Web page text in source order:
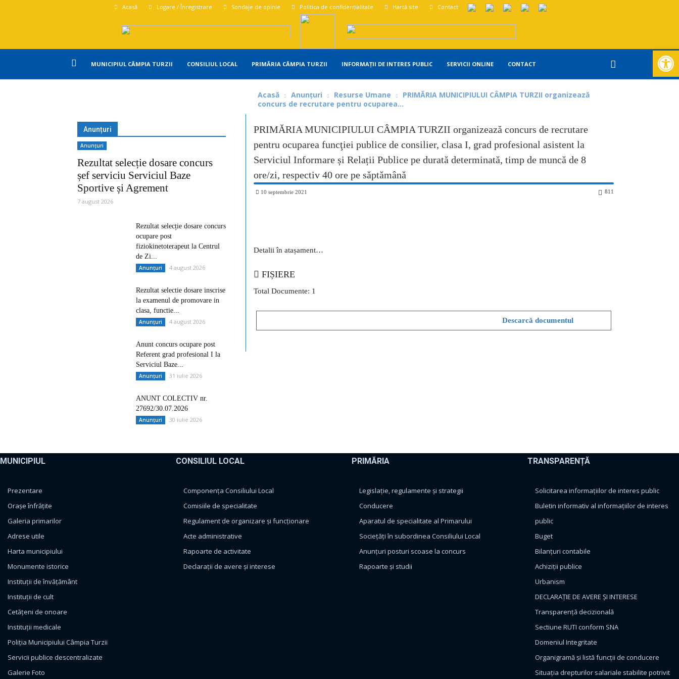
Acasă Logare / Înregistrare Sondaje de opinie Politica de confidențialitate Hartă site Contact
Primăria
Turzii
MUNICIPIUL CÂMPIA TURZII CONSILIUL LOCAL PRIMĂRIA CÂMPIA TURZII INFORMAȚII DE INTERES PUBLIC SERVICII ONLINE CONTACT
Acasă Anunțuri Resurse Umane
PRIMĂRIA MUNICIPIULUI CÂMPIA TURZII organizează
concurs de recrutare pentru ocuparea...
PRIMĂRIA MUNICIPIULUI CÂMPIA TURZII organizează concurs de recrutare
pentru ocuparea funcţiei publice de consilier, clasa I, grad profesional asistent la
Serviciul Informare și Relații Publice pe durată determinată, timp de muncă de 8
ore/zi, respectiv 40 ore pe săptămână
10 septembrie 2021 811
Detalii în atașament…
FIȘIERE
Total Documente: 1
Descarcă documentul
Anunțuri
Anunțuri
Rezultat selecție dosare concurs
șef serviciu Serviciul Baze
Sportive și Agrement
7 august 2026
Rezultat selecție dosare concurs
ocupare post
fiziokinetoterapeut la Centrul
de Zi...
Anunțuri 4 august 2026
Rezultat selectie dosare inscrise
la examenul de promovare in
clasa, functie...
Anunțuri 4 august 2026
Anunt concurs ocupare post
Referent grad profesional I la
Serviciul Baze...
Anunțuri 31 iulie 2026
ANUNT COLECTIV nr.
27692/30.07.2026
Anunțuri 30 iulie 2026
MUNICIPIUL
Prezentare
Orașe înfrățite
Galeria primarilor
Adrese utile
Harta municipiului
Monumente istorice
Instituții de învățământ
Instituții de cult
Cetățeni de onoare
Instituții medicale
Poliția Municipiului Câmpia Turzii
Servicii publice descentralizate
Galerie Foto
CONSILIUL LOCAL
Componența Consiliului Local
Comisiile de specialitate
Regulament de organizare și funcționare
Acte administrative
Rapoarte de activitate
Declarații de avere și interese
PRIMĂRIA
Legislație, regulamente și strategii
Conducere
Aparatul de specialitate al Primarului
Sociețăți în subordinea Consiliului Local
Anunțuri posturi scoase la concurs
Rapoarte și studii
TRANSPARENȚĂ
Solicitarea informațiilor de interes public
Buletin informativ al informațiilor de interes
public
Buget
Bilanțuri contabile
Achiziții publice
Urbanism
DECLARAȚIE DE AVERE ȘI INTERESE
Transparență decizională
Sectiune RUTI conform SNA
Domeniul Integritate
Organigramă și listă funcții de conducere
Situația drepturilor salariale stabilite potrivit
Deschide